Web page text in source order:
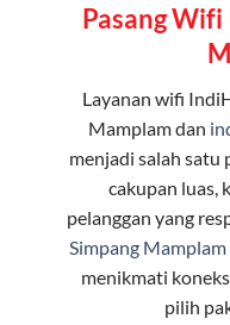
Pasang
Layanan wifi
Mamplam dan
menjadi salah
cakupan luas,
pelanggan yang
Simpang Mamplam
menikmati
pilih